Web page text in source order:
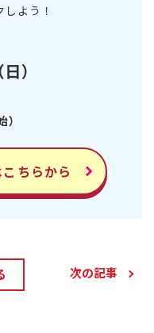
よう！
）
ちらから
次の記事